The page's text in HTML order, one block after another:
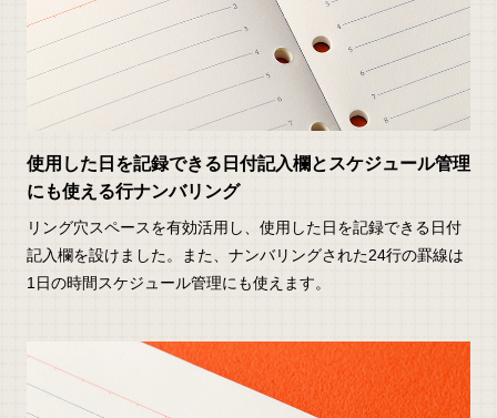
使用した日を記録できる日付記入欄とスケジュール管理
にも使える行ナンバリング
リング穴スペースを有効活用し、使用した日を記録できる日付
記入欄を設けました。また、ナンバリングされた24行の罫線は
1日の時間スケジュール管理にも使えます。